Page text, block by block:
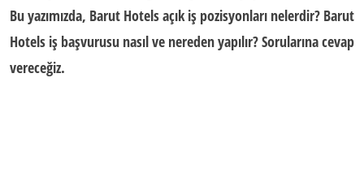
Bu yazımızda, Barut Hotels açık iş pozisyonları nelerdir? Barut
Hotels iş başvurusu nasıl ve nereden yapılır? Sorularına cevap
vereceğiz.